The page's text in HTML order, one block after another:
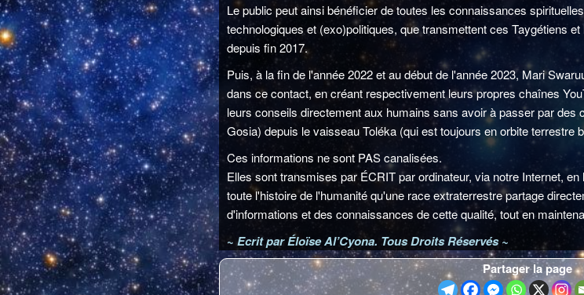
Le public peut ainsi bénéficier de toutes les connaissances
technologiques et (exo)politiques, que transmettent ces Taygétiens
depuis fin 2017.
Puis, à la fin de l'année 2022 et au début de l'année 2023, Mari
dans ce contact, en créant respectivement leurs propres chaînes
leurs conseils directement aux humains sans avoir à passer par
Gosia) depuis le vaisseau Toléka (qui est toujours en orbite terrestre
Ces informations ne sont PAS canalisées.
Elles sont transmises par ÉCRIT par ordinateur, via notre Internet,
toute l'histoire de l'humanité qu'une race extraterrestre partage
d'informations et des connaissances de cette qualité, tout en
~Ecrit par Éloïse Al’Cyona. Tous Droits Réservés ~
Partager la page